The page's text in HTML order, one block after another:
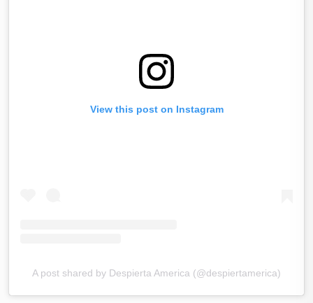
View this post on Instagram
A post shared by Despierta America (@despiertamerica)